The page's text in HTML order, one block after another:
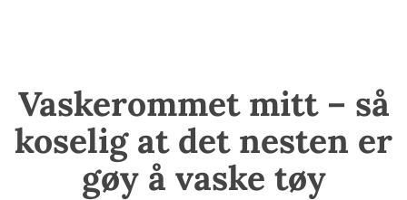
Vaskerommet mitt – så
koselig at det nesten er
gøy å vaske tøy